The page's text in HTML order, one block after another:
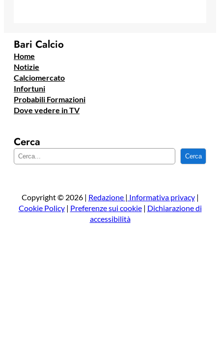
Bari Calcio
Home
Notizie
Calciomercato
Infortuni
Probabili Formazioni
Dove vedere in TV
Cerca
e
a
Cerca
Copyright © 2026 | Redazione | Informativa privacy|
Cookie Policy| Preferenze sui cookie| Dichiarazione di
accessibilità